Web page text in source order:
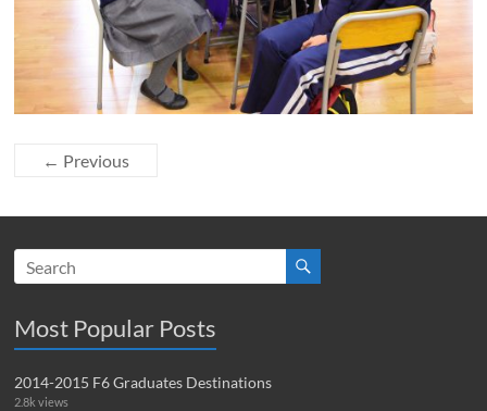
← Previous
Most Popular Posts
2014-2015 F6 Graduates Destinations
2.8k views